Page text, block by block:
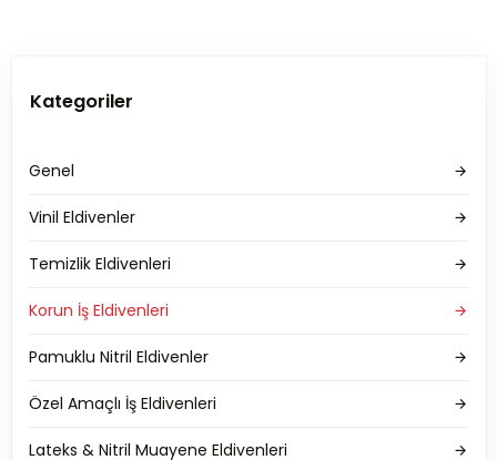
Kategoriler
Genel
Vinil Eldivenler
Temizlik Eldivenleri
Korun İş Eldivenleri
Pamuklu Nitril Eldivenler
Özel Amaçlı İş Eldivenleri
Lateks & Nitril Muayene Eldivenleri